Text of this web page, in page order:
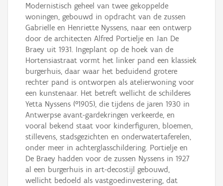
Modernistisch geheel van twee gekoppelde
woningen, gebouwd in opdracht van de zussen
Gabrielle en Henriette Nyssens, naar een ontwerp
door de architecten Alfred Portielje en Jan De
Braey uit 1931. Ingeplant op de hoek van de
Hortensiastraat vormt het linker pand een klassiek
burgerhuis, daar waar het beduidend grotere
rechter pand is ontworpen als atelierwoning voor
een kunstenaar. Het betreft wellicht de schilderes
Yetta Nyssens (°1905), die tijdens de jaren 1930 in
Antwerpse avant-gardekringen verkeerde, en
vooral bekend staat voor kinderfiguren, bloemen,
stillevens, stadsgezichten en onderwatertaferelen,
onder meer in achterglasschildering. Portielje en
De Braey hadden voor de zussen Nyssens in 1927
al een burgerhuis in art-decostijl gebouwd,
wellicht bedoeld als vastgoedinvestering, dat